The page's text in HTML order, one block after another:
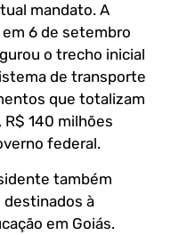
mandato. A
6 de setembro
o trecho inicial
de transporte
que totalizam
R$ 140 milhões
federal.
também
destinados à
em Goiás.